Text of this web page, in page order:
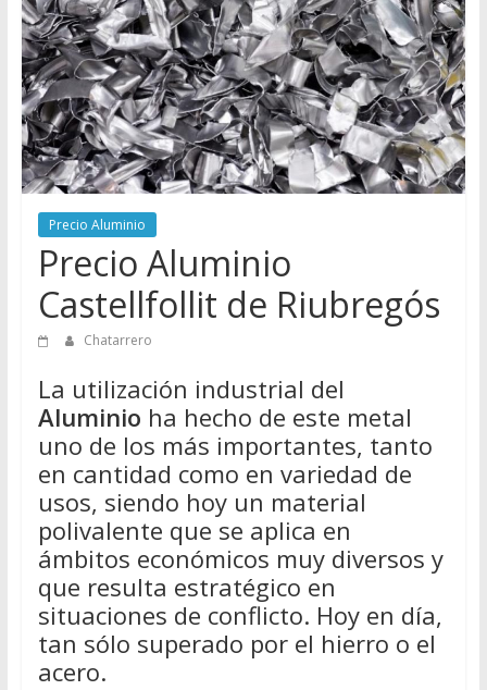
Precio
de
Chatarra
Directorio
Chatarreros
para
vender
Chatarra
Precio Aluminio
Precio Aluminio
Castellfollit de Riubregós
Chatarrero
La utilización industrial del
Aluminio ha hecho de este metal
uno de los más importantes, tanto
en cantidad como en variedad de
usos, siendo hoy un material
polivalente que se aplica en
ámbitos económicos muy diversos y
que resulta estratégico en
situaciones de conflicto. Hoy en día,
tan sólo superado por el hierro o el
acero.